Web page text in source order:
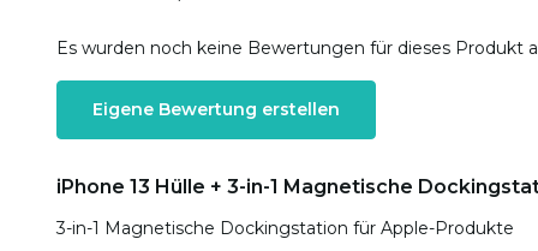
Es wurden noch keine Bewertungen für dieses Produkt
Eigene Bewertung erstellen
iPhone 13 Hülle + 3-in-1 Magnetische
3-in-1 Magnetische Dockingstation für Apple-Produkte